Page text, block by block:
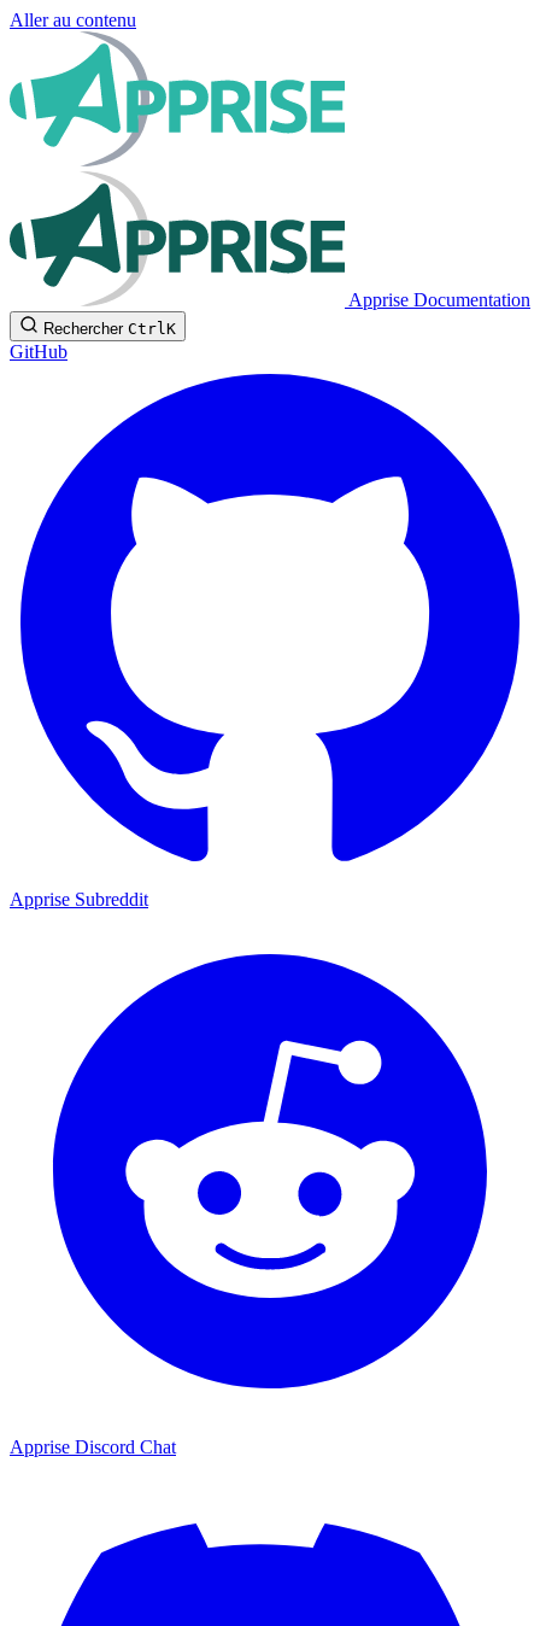
Aller au contenu
Apprise Documentation
Rechercher CtrlK
GitHub
Apprise Subreddit
Apprise Discord Chat